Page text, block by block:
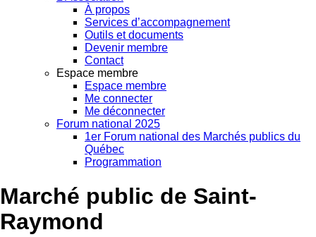
À propos
Services d’accompagnement
Outils et documents
Devenir membre
Contact
Espace membre
Espace membre
Me connecter
Me déconnecter
Forum national 2025
1er Forum national des Marchés publics du
Québec
Programmation
Marché public de Saint-
Raymond